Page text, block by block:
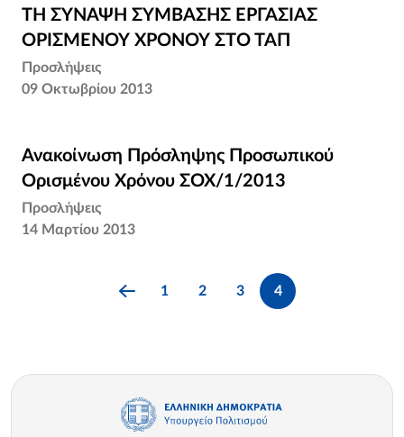
ΣΥΝΑΨΗ ΣΥΜΒΑΣΗΣ ΕΡΓΑΣΙΑΣ
ΟΡΙΣΜΕΝΟΥ ΧΡΟΝΟΥ ΣΤΟ ΤΑΠ
ΤΗ ΣΥΝΑΨΗ ΣΥΜΒΑΣΗΣ ΕΡΓΑΣΙΑΣ
ΟΡΙΣΜΕΝΟΥ ΧΡΟΝΟΥ ΣΤΟ ΤΑΠ
Προσλήψεις
09 Οκτωβρίου 2013
Ανακοίνωση Πρόσληψης Προσωπικού
Ορισμένου Χρόνου ΣΟΧ/1/2013
Ανακοίνωση Πρόσληψης Προσωπικού
Ορισμένου Χρόνου ΣΟΧ/1/2013
Προσλήψεις
14 Μαρτίου 2013
1 2 3 4